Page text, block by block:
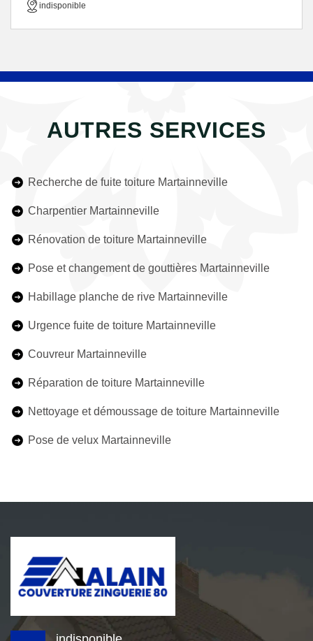
indisponible
AUTRES SERVICES
Recherche de fuite toiture Martainneville
Charpentier Martainneville
Rénovation de toiture Martainneville
Pose et changement de gouttières Martainneville
Habillage planche de rive Martainneville
Urgence fuite de toiture Martainneville
Couvreur Martainneville
Réparation de toiture Martainneville
Nettoyage et démoussage de toiture Martainneville
Pose de velux Martainneville